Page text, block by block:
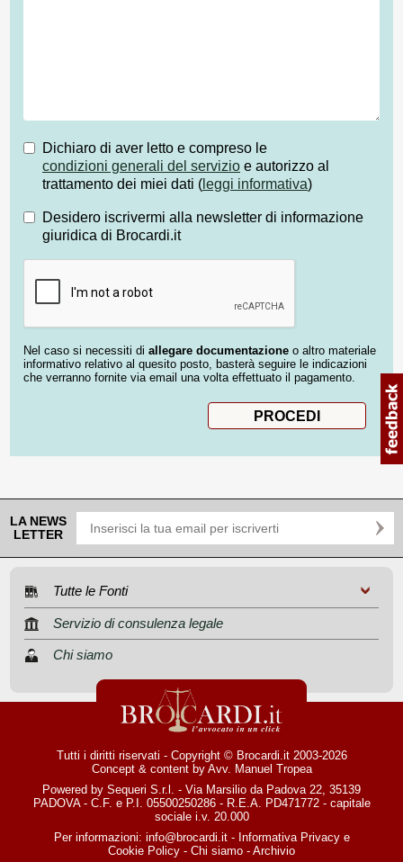
Dichiaro di aver letto e compreso le
condizioni generali del servizio e autorizzo al
trattamento dei miei dati ( leggi informativa)
Desidero iscrivermi alla newsletter di informazione
giuridica di Brocardi.it
Nel caso si necessiti di allegare documentazione o altro materiale
informativo relativo al quesito posto, basterà seguire le indicazioni
che verranno fornite via email una volta effettuato il pagamento.
LA NEWS
LETTER
Tutte le Fonti
Servizio di consulenza legale
Chi siamo
Tutti i diritti riservati - Copyright © Brocardi.it 2003-2026
Concept & content by Avv. Manuel Tropea
Powered by Sequeri S.r.l. - Via Marsilio da Padova 22, 35139
PADOVA - C.F. e P.I. 05500250286 - R.E.A. PD471772 - capitale
sociale i.v. 20.000
Per informazioni: info@brocardi.it- Informativa Privacye
Cookie Policy - Chi siamo - Archivio